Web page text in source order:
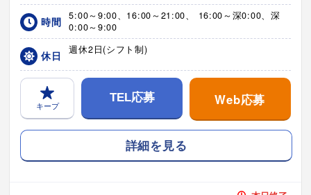
時間
5:00～9:00、16:00～21:00、 16:00～深0:00、深
0:00～9:00
休日 週休2日(シフト制)
キープ
TEL応募 Web応募
詳細を見る